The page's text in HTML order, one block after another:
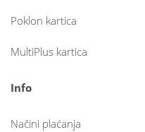
Poklon kartica
MultiPlus kartica
Info
Načini plaćanja